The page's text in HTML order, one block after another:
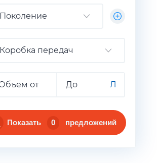
Поколение
Коробка передач
Л
Показать 0 предложений